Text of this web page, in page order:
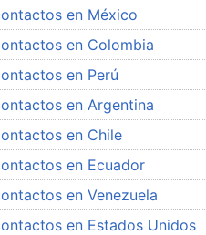
en México
en Colombia
en Perú
en Argentina
en Chile
en Ecuador
en Venezuela
en Estados Unidos